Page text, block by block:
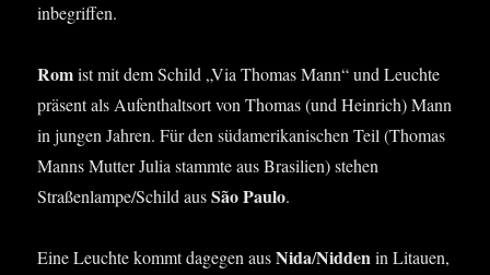
inbegriffen.
Romist mit dem Schild „Via Tho­mas Mann“ und Leuch­te
prä­sent als Auf­ent­halts­ort von Tho­mas (und Hein­rich) Mann
in jun­gen Jah­ren. Für den süd­ame­ri­ka­ni­schen Teil (Tho­mas
Manns Mut­ter Julia stamm­te aus Bra­si­li­en) ste­hen
Straßenlampe/Schild ausSão Pau­lo.
Eine Leuch­te kommt dage­gen ausNida/Nid­denin Litau­en,